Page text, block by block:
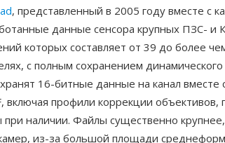
, представленный в 2005 году вместе с
данные сенсора крупных ПЗС-
которых составляет от 39 до более
с полным сохранением
16-битные данные на канал
профили коррекции объективов,
при наличии. Файлы существенно
из-за большой площади